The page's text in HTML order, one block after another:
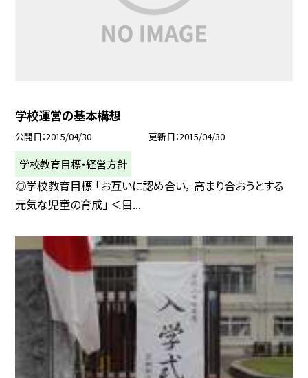
学校運営の基本構想
公開日 2015/04/30 更新日 2015/04/30
学校教育目標・経営方針
◎学校教育目標 「お互いに認め合い， 高まり合おうとする
元気な児童の育成」 ＜目...